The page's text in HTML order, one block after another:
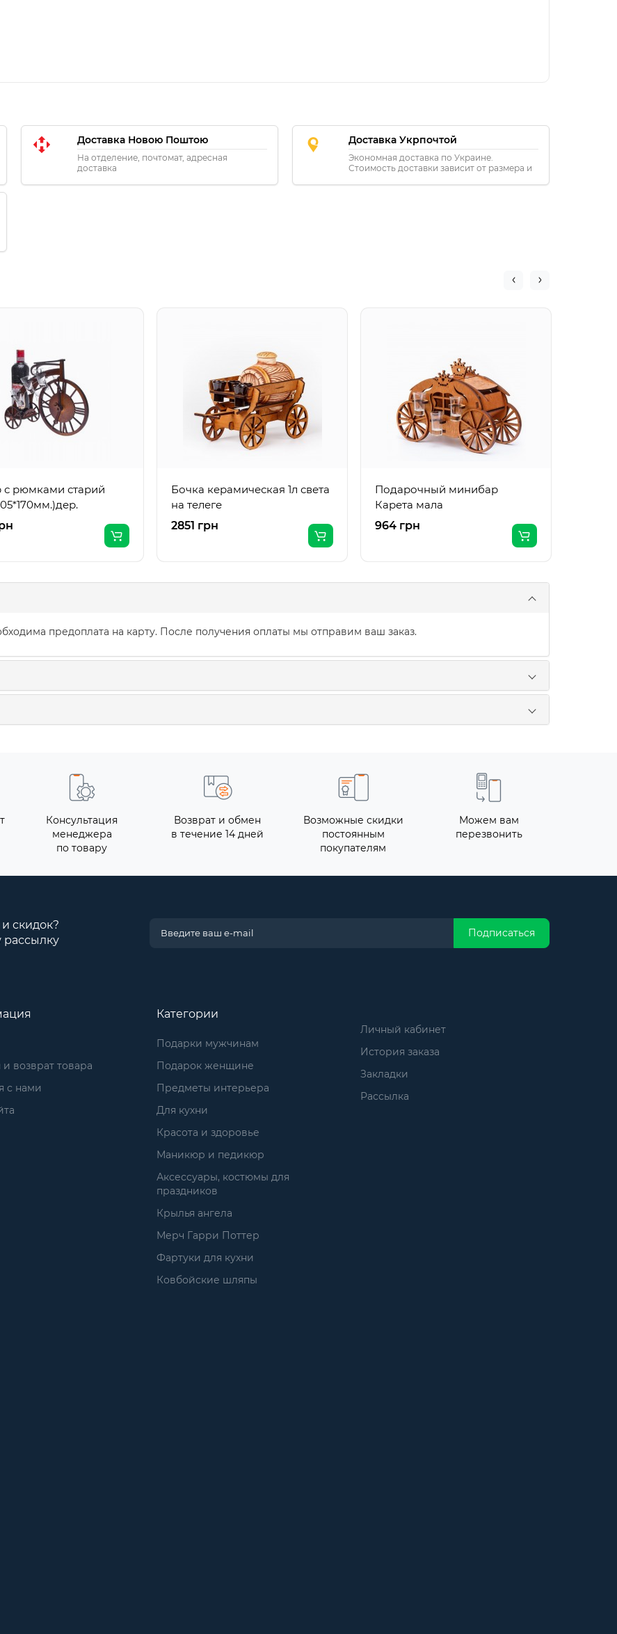
Доставка Новою Поштою
На отделение, почтомат, адресная
доставка
Доставка Укрпочтой
Экономная доставка по Украине.
Стоимость доставки зависит от размера и
с рюмками старий
Бочка керамическая 1л света
на телеге
2851 грн
Подарочный минибар
Карета мала
964 грн
предоплата на карту. После получения оплаты мы отправим ваш заказ.
Консультация
менеджера
по товару
Возврат и обмен
в течение 14 дней
Возможные скидки
постоянным
покупателям
Можем вам
перезвонить
скидок?
Подписаться
и возврат товара
с нами
Категории
Подарки мужчинам
Подарок женщине
Предметы интерьера
Для кухни
Красота и здоровье
Маникюр и педикюр
Аксессуары, костюмы для
праздников
Крылья ангела
Мерч Гарри Поттер
Фартуки для кухни
Ковбойские шляпы
Личный кабинет
История заказа
Закладки
Рассылка